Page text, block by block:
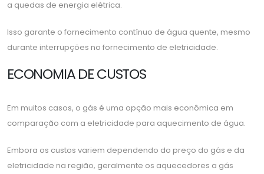
a quedas de energia elétrica.
Isso garante o fornecimento contínuo de água quente, mesmo
durante interrupções no fornecimento de eletricidade.
ECONOMIA DE CUSTOS
Em muitos casos, o gás é uma opção mais econômica em
comparação com a eletricidade para aquecimento de água.
Embora os custos variem dependendo do preço do gás e da
eletricidade na região, geralmente os aquecedores a gás